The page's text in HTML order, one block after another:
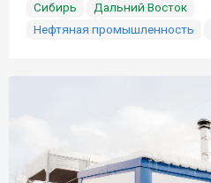
Сибирь
Дальний Восток
Нефтяная промышленность